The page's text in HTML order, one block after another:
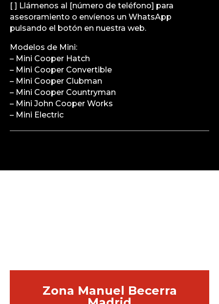
[ ] Llámenos al [número de teléfono] para
asesoramiento o envíenos un WhatsApp
pulsando el botón en nuestra web.
Modelos de Mini:
– Mini Cooper Hatch
– Mini Cooper Convertible
– Mini Cooper Clubman
– Mini Cooper Countryman
– Mini John Cooper Works
– Mini Electric
Zona Manuel Becerra